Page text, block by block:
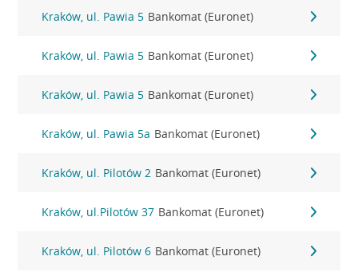
Kraków, ul. Pawia 5 Bankomat (Euronet)
Kraków, ul. Pawia 5 Bankomat (Euronet)
Kraków, ul. Pawia 5 Bankomat (Euronet)
Kraków, ul. Pawia 5a Bankomat (Euronet)
Kraków, ul. Pilotów 2 Bankomat (Euronet)
Kraków, ul.Pilotów 37 Bankomat (Euronet)
Kraków, ul. Pilotów 6 Bankomat (Euronet)